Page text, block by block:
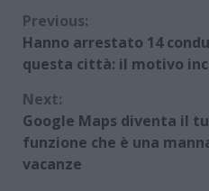
Continue
Reading
Previous:
Hanno arrestato 14
questa città: il motivo
Next:
Google Maps diventa il
funzione che è una
vacanze